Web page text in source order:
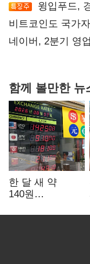
윙입푸드,
비트코인도 국가
숙제
네이버, 2분기 영
함께 볼만한 뉴
한 달 새 약
140원
엔저'에 원화